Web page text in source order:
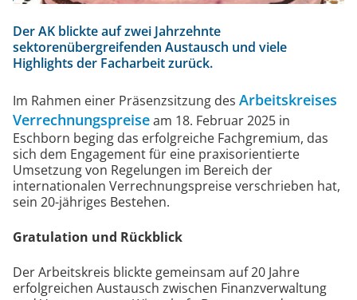
Der AK blickte auf zwei Jahrzehnte
sektorenübergreifenden Austausch und viele
Highlights der Facharbeit zurück.
Im Rahmen einer Präsenzsitzung des Arbeitskreises
Verrechnungspreiseam 18. Februar 2025 in
Eschborn beging das erfolgreiche Fachgremium, das
sich dem Engagement für eine praxisorientierte
Umsetzung von Regelungen im Bereich der
internationalen Verrechnungspreise verschrieben hat,
sein 20-jähriges Bestehen.
Gratulation und Rückblick
Der Arbeitskreis blickte gemeinsam auf 20 Jahre
erfolgreichen Austausch zwischen Finanzverwaltung